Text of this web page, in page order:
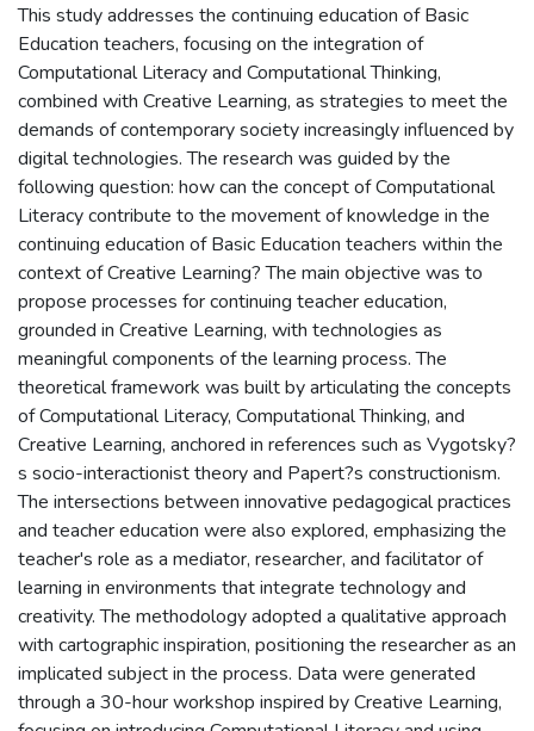
This study addresses the continuing education of Basic
Education teachers, focusing on the integration of
Computational Literacy and Computational Thinking,
combined with Creative Learning, as strategies to meet the
demands of contemporary society increasingly influenced by
digital technologies. The research was guided by the
following question: how can the concept of Computational
Literacy contribute to the movement of knowledge in the
continuing education of Basic Education teachers within the
context of Creative Learning? The main objective was to
propose processes for continuing teacher education,
grounded in Creative Learning, with technologies as
meaningful components of the learning process. The
theoretical framework was built by articulating the concepts
of Computational Literacy, Computational Thinking, and
Creative Learning, anchored in references such as Vygotsky?
s socio-interactionist theory and Papert?s constructionism.
The intersections between innovative pedagogical practices
and teacher education were also explored, emphasizing the
teacher's role as a mediator, researcher, and facilitator of
learning in environments that integrate technology and
creativity. The methodology adopted a qualitative approach
with cartographic inspiration, positioning the researcher as an
implicated subject in the process. Data were generated
through a 30-hour workshop inspired by Creative Learning,